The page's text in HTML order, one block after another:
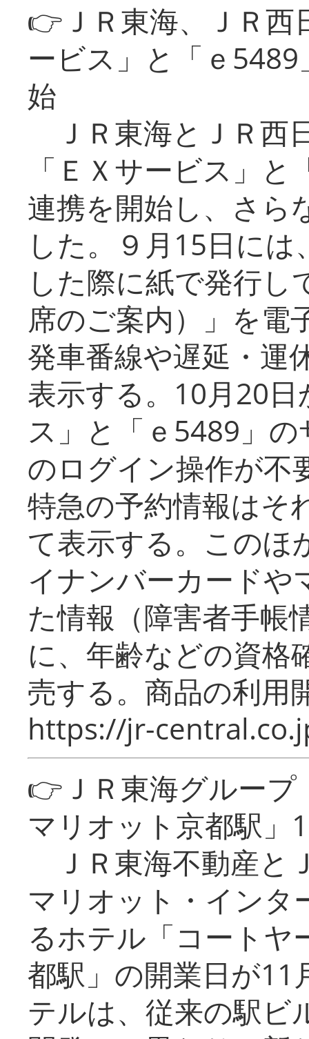
👉ＪＲ東海、ＪＲ
ービス」と「ｅ
始
ＪＲ東海とＪＲ西
「ＥＸサービス」
連携を開始し、さら
した。９月15日に
した際に紙で発行し
席のご案内）」を電
発車番線や遅延・運
表示する。10月20
ス」と「ｅ5489」
のログイン操作が不
特急の予約情報はそ
て表示する。このほ
イナンバーカードや
た情報（障害者手帳
に、年齢などの資格
売する。商品の利用
https://jr-
👉ＪＲ東海グルー
マリオット京都駅」
ＪＲ東海不動産と
マリオット・インタ
るホテル「コートヤ
都駅」の開業日が11
テルは、従来の駅ビ